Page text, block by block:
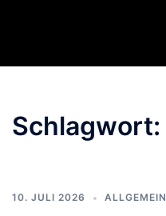
Schlagwort:
10. JULI 2026 ALLGEMEIN